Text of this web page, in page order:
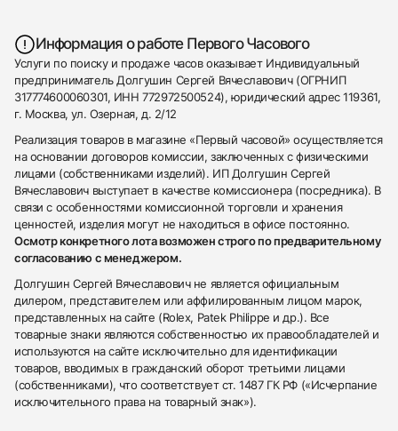
Информация о работе Первого Часового
Услуги по поиску и продаже часов оказывает Индивидуальный
предприниматель Долгушин Сергей Вячеславович (ОГРНИП
317774600060301, ИНН 772972500524), юридический адрес 119361,
г. Москва, ул. Озерная, д. 2/12
Реализация товаров в магазине «Первый часовой» осуществляется
на основании договоров комиссии, заключенных с физическими
лицами (собственниками изделий). ИП Долгушин Сергей
Вячеславович выступает в качестве комиссионера (посредника). В
связи с особенностями комиссионной торговли и хранения
ценностей, изделия могут не находиться в офисе постоянно.
Осмотр конкретного лота возможен строго по предварительному
согласованию с менеджером.
Долгушин Сергей Вячеславович не является официальным
дилером, представителем или аффилированным лицом марок,
представленных на сайте (Rolex, Patek Philippe и др.). Все
товарные знаки являются собственностью их правообладателей и
используются на сайте исключительно для идентификации
товаров, вводимых в гражданский оборот третьими лицами
(собственниками), что соответствует ст. 1487 ГК РФ («Исчерпание
исключительного права на товарный знак»).